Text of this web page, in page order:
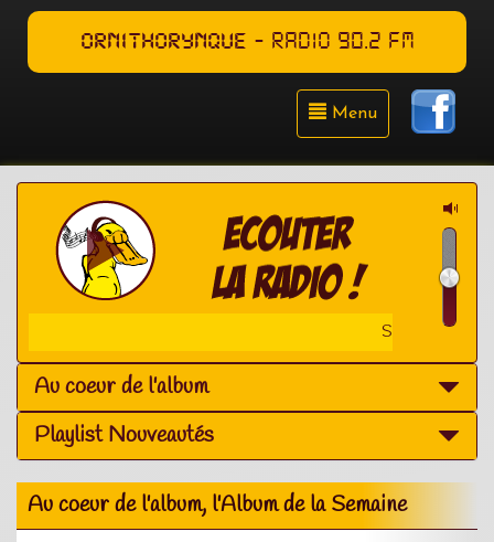
ORNITHORYNQUE - RADIO 90.2 FM
Menu
SOUND TRAQ' - du 13
Au coeur de l'album
Playlist Nouveautés
Au coeur de l'album, l'Album de la Semaine